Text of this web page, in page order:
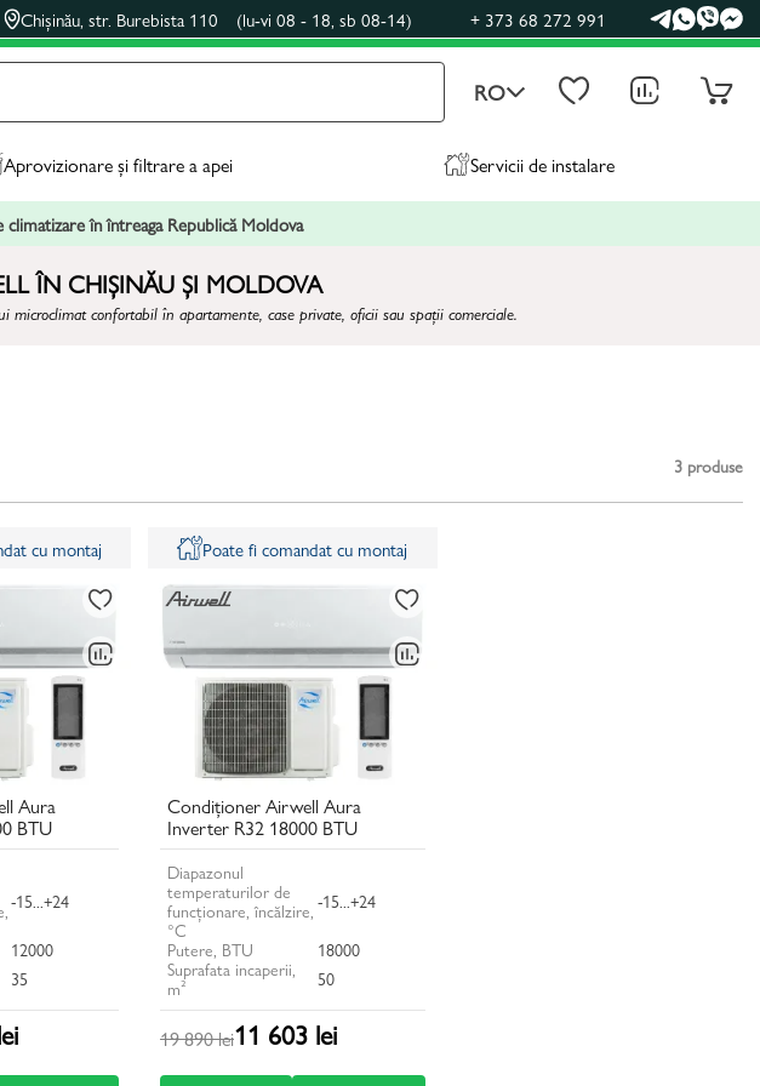
Chișinău, str. Burebista 110 (lu-vi 08 - 18, sb 08-14) + 373 68 272 991
RO
Aprovizionare și filtrare a apei Servicii de instalare
în întreaga Republică Moldova
ÎN CHIȘINĂU ȘI MOLDOVA
confortabil în apartamente, case private, oficii sau spații comerciale.
3 produse
cu montaj
Aura
BTU
-15...+24
12000
35
Poate fi comandat cu montaj
Condiționer Airwell Aura
Inverter R32 18000 BTU
Diapazonul
temperaturilor de
funcționare, încălzire,
°C
-15...+24
Putere, BTU
18000
Suprafata incaperii,
m²
50
19 890 lei11 603 lei